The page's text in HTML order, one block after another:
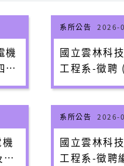
機
技
】-
系所公告 2026-
國立雲林科
工程系-徵聘
研型)編制外
系所公告 2026-
國立雲林科
工程系-徵聘